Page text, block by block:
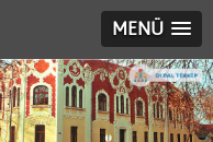
MENÜ